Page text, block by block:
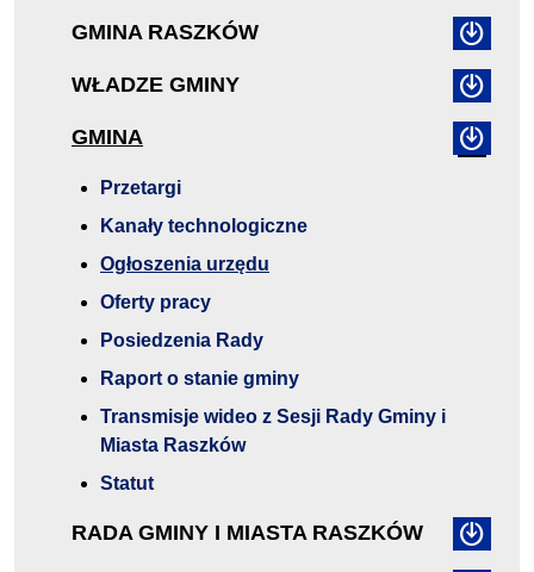
GMINA RASZKÓW
WŁADZE GMINY
GMINA
Przetargi
Kanały technologiczne
Ogłoszenia urzędu
Oferty pracy
Posiedzenia Rady
Raport o stanie gminy
Transmisje wideo z Sesji Rady Gminy i
Miasta Raszków
Statut
RADA GMINY I MIASTA RASZKÓW